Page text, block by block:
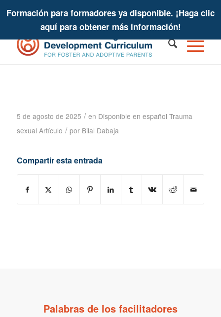
Formación para formadores ya disponible. ¡Haga clic
aquí para obtener más información!
5 de agosto de 2025 / en Disponible en español Trauma
sexual Artículo / por Bilal Dabaja
Compartir esta entrada
Palabras de los facilitadores